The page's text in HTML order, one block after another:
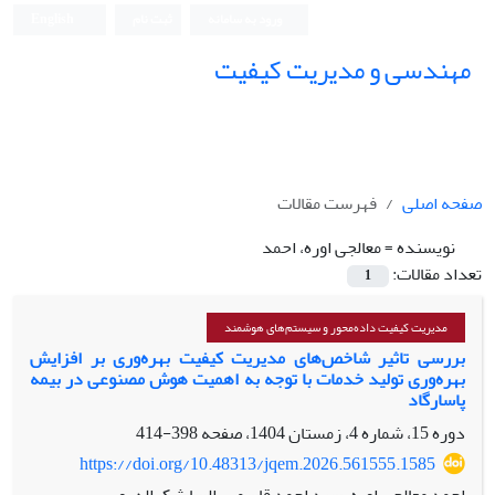
مهندسی و مدیریت کیفیت
صفحه اصلی
فهرست مقالات
نویسنده =معالجی اوره، احمد
تعداد مقالات:
1
مدیریت کیفیت داده‌محور و سیستم‌های هوشمند
بررسی تاثیر شاخصهای مدیریت کیفیت بهره‌وری بر افزایش
بهرهوری تولید خدمات با توجه به اهمیت هوش مصنوعی در بیمه
پاسارگاد
دوره 15، شماره 4، زمستان 1404، صفحه
398-414
https://doi.org/10.48313/jqem.2026.561555.1585